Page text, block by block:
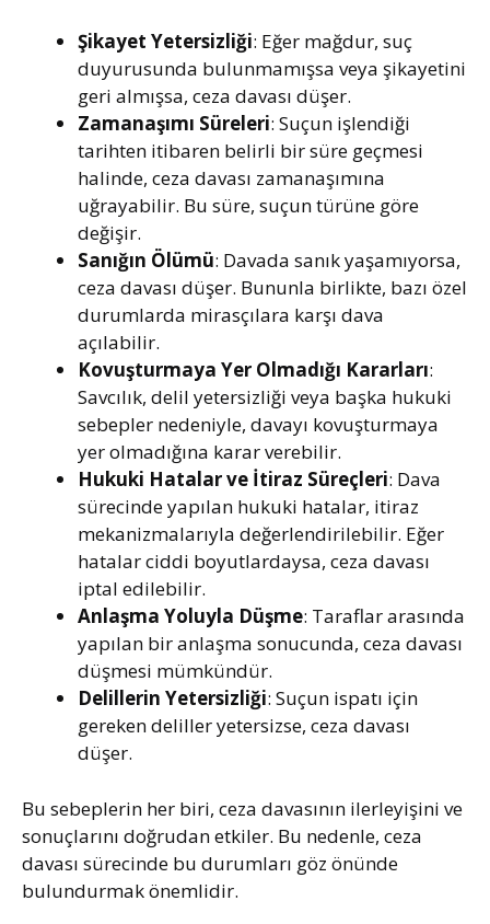
Şikayet Yetersizliği: Eğer mağdur, suç
duyurusunda bulunmamışsa veya şikayetini
geri almışsa, ceza davası düşer.
Zamanaşımı Süreleri: Suçun işlendiği
tarihten itibaren belirli bir süre geçmesi
halinde, ceza davası zamanaşımına
uğrayabilir. Bu süre, suçun türüne göre
değişir.
Sanığın Ölümü: Davada sanık yaşamıyorsa,
ceza davası düşer. Bununla birlikte, bazı özel
durumlarda mirasçılara karşı dava
açılabilir.
Kovuşturmaya Yer Olmadığı Kararları:
Savcılık, delil yetersizliği veya başka hukuki
sebepler nedeniyle, davayı kovuşturmaya
yer olmadığına karar verebilir.
Hukuki Hatalar ve İtiraz Süreçleri: Dava
sürecinde yapılan hukuki hatalar, itiraz
mekanizmalarıyla değerlendirilebilir. Eğer
hatalar ciddi boyutlardaysa, ceza davası
iptal edilebilir.
Anlaşma Yoluyla Düşme: Taraflar arasında
yapılan bir anlaşma sonucunda, ceza davası
düşmesi mümkündür.
Delillerin Yetersizliği: Suçun ispatı için
gereken deliller yetersizse, ceza davası
düşer.
Bu sebeplerin her biri, ceza davasının ilerleyişini ve
sonuçlarını doğrudan etkiler. Bu nedenle, ceza
davası sürecinde bu durumları göz önünde
bulundurmak önemlidir.